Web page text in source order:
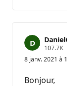
107.7KP
8 janv. 2021 à
Bonjour,